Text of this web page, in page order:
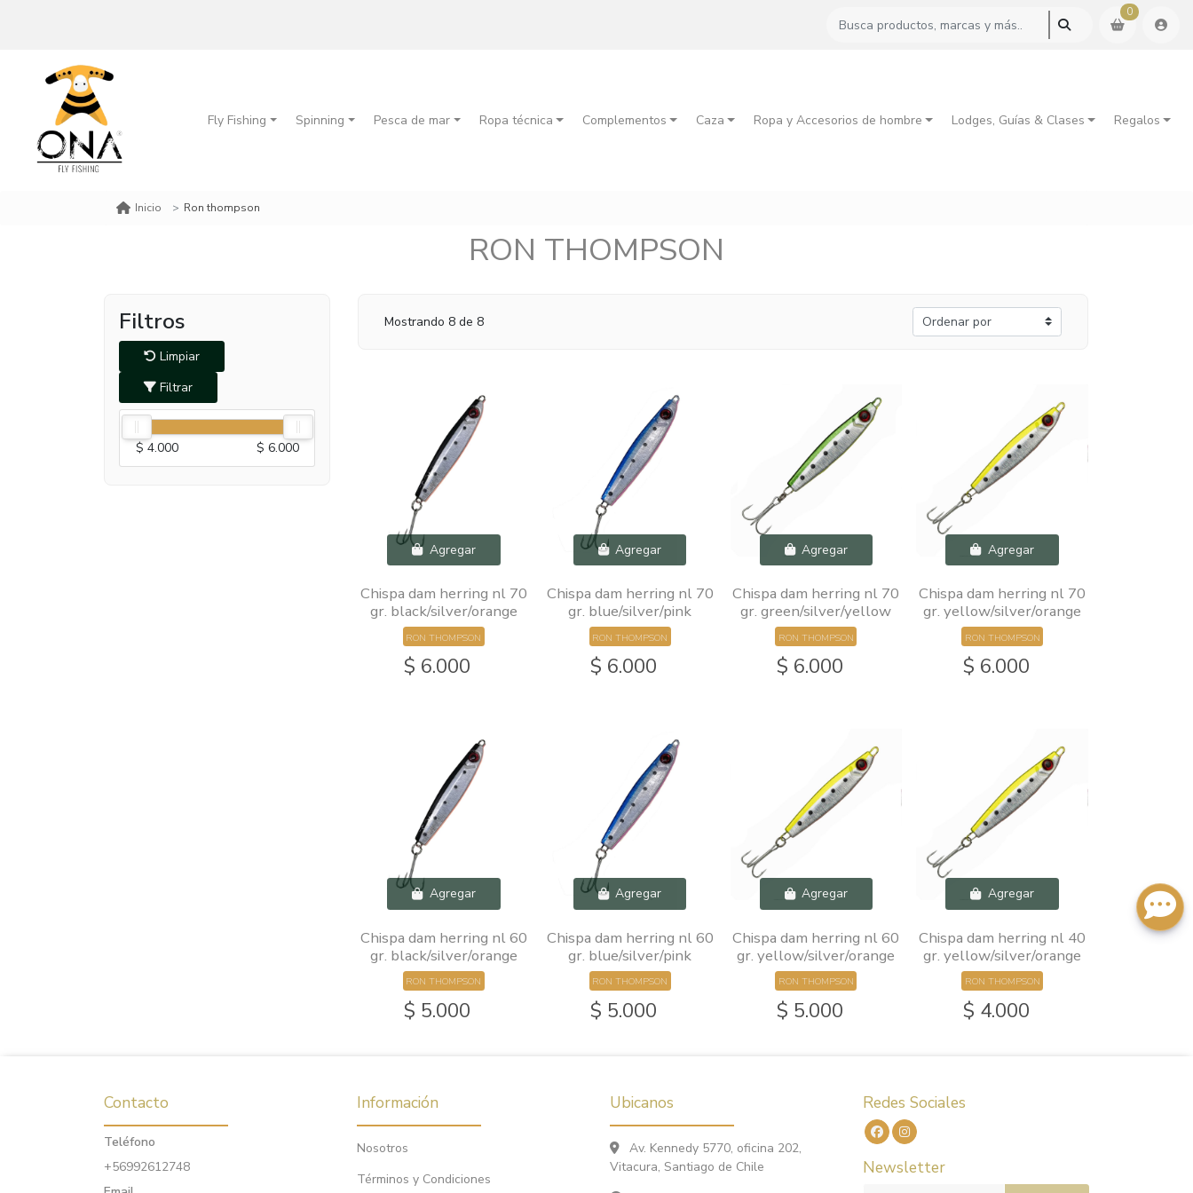
0
Fly Fishing Spinning Pesca de mar Ropa técnica Complementos Caza Ropa y Accesorios de hombre Lodges, Guías & Clases Regalos
Inicio Ron thompson
RON THOMPSON
Filtros
Limpiar
Filtrar
$ 4.000 $ 6.000
Mostrando 8 de 8
Agregar
Chispa dam herring nl 70
gr. black/silver/orange
RON THOMPSON
$ 6.000
Agregar
Chispa dam herring nl 70
gr. blue/silver/pink
RON THOMPSON
$ 6.000
Agregar
Chispa dam herring nl 70
gr. green/silver/yellow
RON THOMPSON
$ 6.000
Agregar
Chispa dam herring nl 70
gr. yellow/silver/orange
RON THOMPSON
$ 6.000
Agregar
Chispa dam herring nl 60
gr. black/silver/orange
RON THOMPSON
$ 5.000
Agregar
Chispa dam herring nl 60
gr. blue/silver/pink
RON THOMPSON
$ 5.000
Agregar
Chispa dam herring nl 60
gr. yellow/silver/orange
RON THOMPSON
$ 5.000
Agregar
Chispa dam herring nl 40
gr. yellow/silver/orange
RON THOMPSON
$ 4.000
Contacto
Teléfono
+56992612748
Información
Nosotros
Términos y Condiciones
Ubicanos
Av. Kennedy 5770, oficina 202,
Vitacura, Santiago de Chile
Redes Sociales
Newsletter